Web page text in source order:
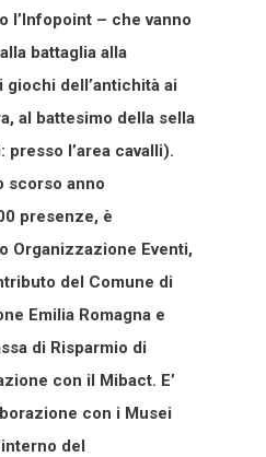
l’Infopoint – che vanno
battaglia alla
dell’antichità ai
al battesimo della sella
l’area cavalli).
scorso anno
presenze, è
Organizzazione Eventi,
del Comune di
Emilia Romagna e
di Risparmio di
con il Mibact. E’
con i Musei
del